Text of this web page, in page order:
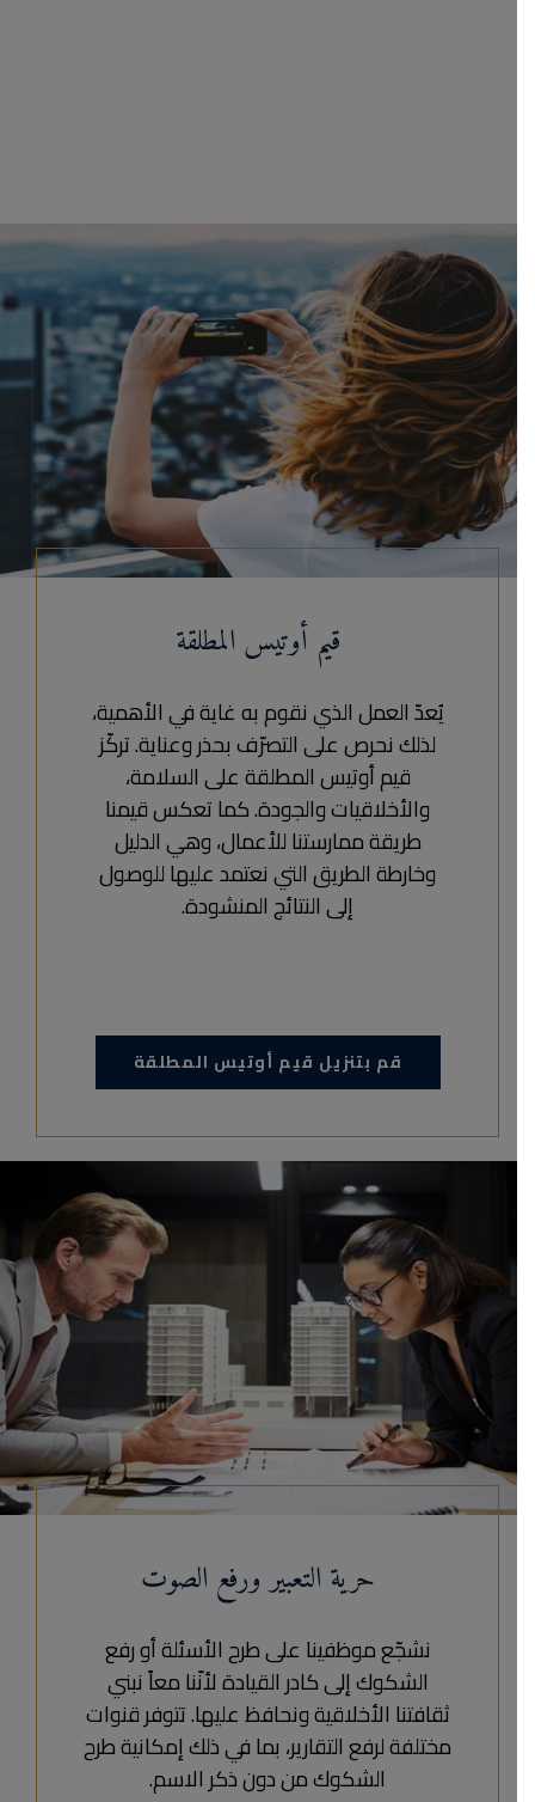
قيم أوتيس المطلقة
يُعدّ العمل الذي نقوم به غاية في الأهمية،
لذلك نحرص على التصرّف بحذر وعناية. تركّز
قيم أوتيس المطلقة على السلامة،
والأخلاقيات والجودة. كما تعكس قيمنا
طريقة ممارستنا للأعمال، وهي الدليل
وخارطة الطريق التي نعتمد عليها للوصول
إلى النتائج المنشودة.
قم بتنزيل قيم أوتيس المطلقة
حرية التعبير ورفع الصوت
نشجّع موظفينا على طرح الأسئلة أو رفع
الشكوك إلى كادر القيادة لأنّنا معاً نبني
ثقافتنا الأخلاقية ونحافظ عليها. تتوفر قنوات
مختلفة لرفع التقارير، بما في ذلك إمكانية طرح
الشكوك من دون ذكر الاسم.